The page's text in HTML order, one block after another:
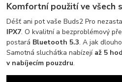
Komfortní použití ve všech
Déšť ani pot vaše Buds2 Pro
IPX7. O kvalitní a bezproblémový
postará Bluetooth 5.3. A jak
Samotná sluchátka nabízejí až 5
v nabíjecím pouzdru.